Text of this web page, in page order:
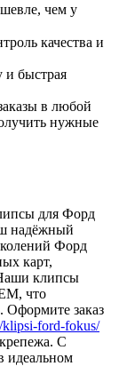
чем у
качества и
и быстрая
в любой
нужные
для Форд
надёжный
Форд
карт,
клипсы
что
Оформите заказ
klipsi-ford-fokus/
С
идеальном